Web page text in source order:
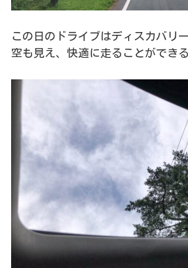
この日のドライブはディスカバリ
空も見え、快適に走ることができる